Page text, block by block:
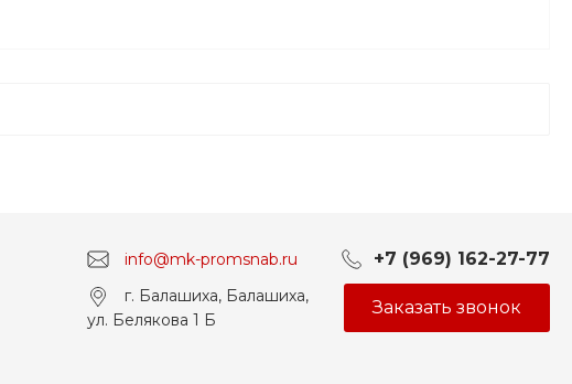
info@mk-promsnab.ru +7 (969) 162-27-77
г. Балашиха, Балашиха,
ул. Белякова 1 Б
Заказать звонок